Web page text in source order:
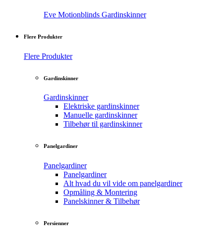
Eve Motionblinds Gardinskinner
Flere Produkter
Flere Produkter
Gardinskinner
Gardinskinner
Elektriske gardinskinner
Manuelle gardinskinner
Tilbehør til gardinskinner
Panelgardiner
Panelgardiner
Panelgardiner
Alt hvad du vil vide om panelgardiner
Opmåling & Montering
Panelskinner & Tilbehør
Persienner